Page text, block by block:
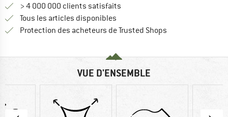
> 4 000 000 clients satisfaits
Tous les articles disponibles
Protection des acheteurs de Trusted Shops
VUE D'ENSEMBLE